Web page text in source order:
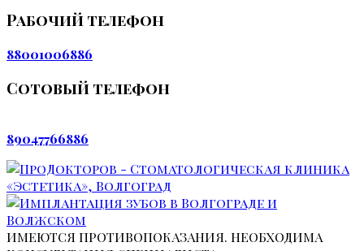
Рабочий телефон
88001006886
Сотовый телефон
89047766886
ИМЕЮТСЯ ПРОТИВОПОКАЗАНИЯ. НЕОБХОДИМА